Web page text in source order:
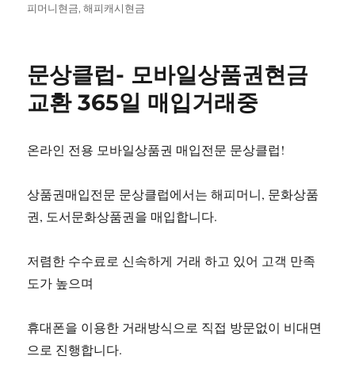
일
피머니현금,해피캐시현금
문상클럽- 모바일상품권현금
교환 365일 매입거래중
온라인 전용 모바일상품권 매입전문 문상클럽!
상품권매입전문 문상클럽에서는 해피머니, 문화상품
권, 도서문화상품권을 매입합니다.
저렴한 수수료로 신속하게 거래 하고 있어 고객 만족
도가 높으며
휴대폰을 이용한 거래방식으로 직접 방문없이 비대면
으로 진행합니다.